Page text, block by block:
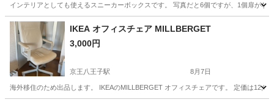
インテリアとしても使えるスニーカーボックスです。 写真だと6個ですが、1個扉が
東京 世田谷区 収納家具 ボックス
IKEA オフィスチェア MILLBERGET
3,000円
京王八王子駅 8月7日
海外移住のため出品します。 IKEAのMILLBERGET オフィスチェアです。 定価は